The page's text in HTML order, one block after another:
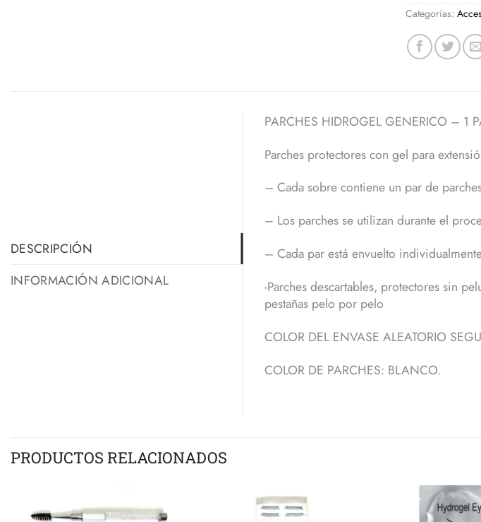
Categorías:
DESCRIPCIÓN
INFORMACIÓN ADICIONAL
PARCHES HIDROGEL GENERICO – 1
Parches protectores con gel para
– Cada sobre contiene un par de
– Los parches se utilizan durante el
– Cada par está envuelto
-Parches descartables, protectores sin
pestañas pelo por pelo
COLOR DEL ENVASE ALEATORIO
COLOR DE PARCHES: BLANCO.
PRODUCTOS RELACIONADOS